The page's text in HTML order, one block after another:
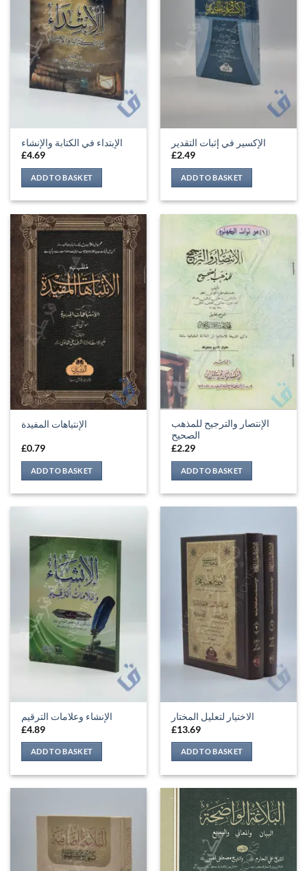
الإبتداء في الكتابة والإنشاء
£4.69
ADD TO BASKET
الإكسير في إثبات التقدير
£2.49
ADD TO BASKET
الإنتباهات المفيدة
£0.79
ADD TO BASKET
الإنتصار والترجيح للمذهب
الصحيح
£2.29
ADD TO BASKET
الإنشاء وعلامات الترقيم
£4.89
ADD TO BASKET
الاختيار لتعليل المختار
£13.69
ADD TO BASKET